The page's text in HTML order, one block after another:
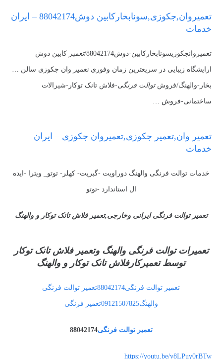
تعمیروان,جکوزی,سونابخارکابین دوش88042174 – ایران
خدمات
تعمیروانجکوزیسونابخارکابین-دوش88042174/ تعمیر کابین دوش
ارایشگاه زیبایی در سریعترین زمان وفوریتعمیر وان جکوزی سالن …
بخار-والهنگ/فروشتوالت فرنگی-فلاش تانک توکار-شیرالات
ساختمانی-فروش …
تعمیر وان,تعمیر جکوزی,تعمیروان جکوزی – ایران
خدمات
خدمات توالت فرنگی والهنگ دوراویت -گبریت- کهلر- توتو_ ویترا -ایده
ال استاندارد -توتو
تعمیر توالت فرنگی ایرانی وخارجی,تعمیر فلاش تانک توکار و والهنگ
تعمیرات توالت فرنگی والهنگ وتعمیر فلاش تانک توکار
توسط تعمیرکارفلاش تانک توکار و والهنگ
تعمیر توالت فرنگی88042174تعمیر توالت فرنگی
والهنگ09121507825تعمیر فرنگی
تعمیر توالت فرنگی88042174
https://youtu.be/v8LPuy0rBTw